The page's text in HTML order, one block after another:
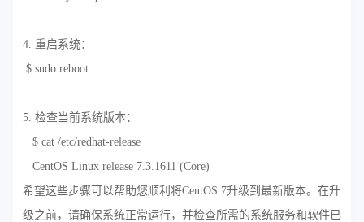
4. 重启系统：
$ sudo reboot
5. 检查当前系统版本：
$ cat /etc/redhat-release
CentOS Linux release 7.3.1611 (Core)
希望这些步骤可以帮助您顺利将CentOS 7升级到最新版本。在升
级之前，请确保系统正常运行，并检查所需的系统服务和软件已